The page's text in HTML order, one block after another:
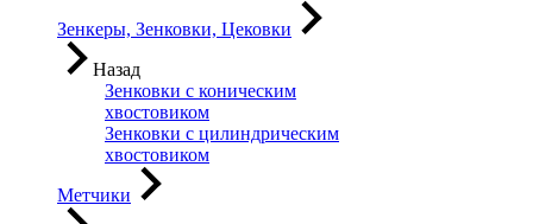
Зенкеры, Зенковки, Цековки
Назад
Зенковки с коническим
хвостовиком
Зенковки с цилиндрическим
хвостовиком
Метчики